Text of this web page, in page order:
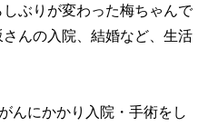
ぶりが変わった梅ちゃんで
んの入院、結婚など、生活
んにかかり入院・手術をし